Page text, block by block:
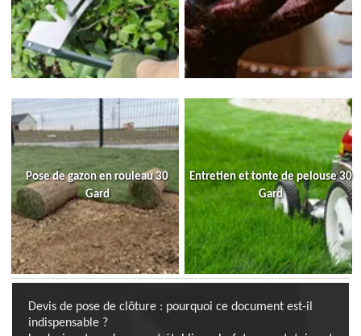
Pose de gazon en rouleau 30
Gard
Entretien et tonte de pelouse 30
Gard
Devis de pose de clôture : pourquoi ce document est-il
indispensable ?